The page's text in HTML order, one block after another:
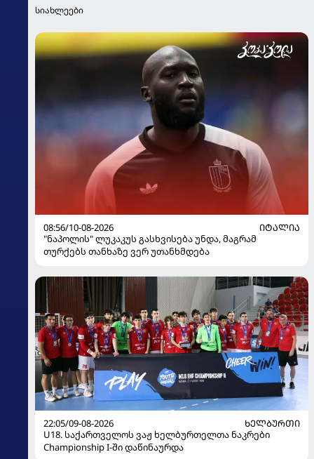
სიახლეები
08:56/10-08-2026
ᲘᲢᲐᲚᲘᲐ
"ნაპოლის" ლუკაკუს გასხვისება უნდა, მაგრამ
თურქებს თანხაზე ვერ უთანხმდება
22:05/09-08-2026
ᲮᲔᲚᲑᲣᲠᲗᲘ
U18. საქართველოს ვაჟ ხელბურთელთა ნაკრები
Championship I-ში დაწინაურდა